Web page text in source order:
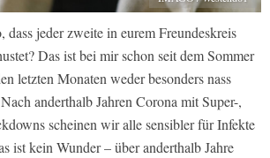
dass jeder zweite in eurem Freundeskreis
Das ist bei mir schon seit dem Sommer
letzten Monaten weder besonders nass
anderthalb Jahren Corona mit Super-,
scheinen wir alle sensibler für Infekte
ist kein Wunder – über anderthalb Jahre